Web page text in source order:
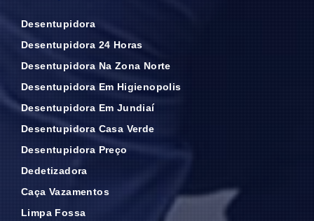
Desentupidora
Desentupidora 24 Horas
Desentupidora Na Zona Norte
Desentupidora Em Higienopolis
Desentupidora Em Jundiaí
Desentupidora Casa Verde
Desentupidora Preço
Dedetizadora
Caça Vazamentos
Limpa Fossa